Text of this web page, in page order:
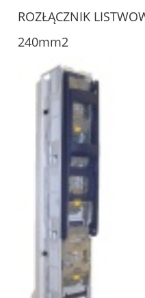
ROZŁĄCZNIK
240mm2